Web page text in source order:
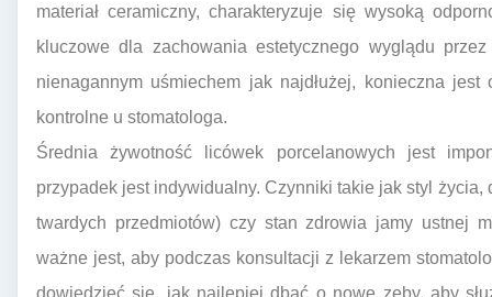
materiał ceramiczny, charakteryzuje się wysoką
kluczowe dla zachowania estetycznego wyglądu
nienagannym uśmiechem jak najdłużej, konieczna
kontrolne u stomatologa.
Średnia żywotność licówek porcelanowych jest
przypadek jest indywidualny. Czynniki takie jak styl
twardych przedmiotów) czy stan zdrowia jamy ustnej
ważne jest, aby podczas konsultacji z lekarzem
dowiedzieć się, jak najlepiej dbać o nowe zęby, aby